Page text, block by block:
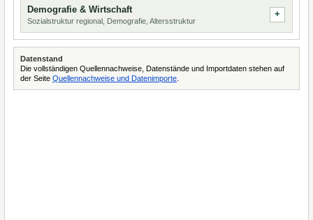
Demografie & Wirtschaft
Sozialstruktur regional, Demografie, Altersstruktur
Datenstand
Die vollständigen Quellennachweise, Datenstände und Importdaten stehen auf
der Seite Quellennachweise und Datenimporte